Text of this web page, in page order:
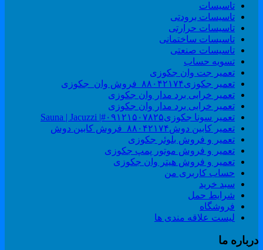
تاسیسات
تاسیسات برودتی
تاسیسات حرارتی
تاسیسات ساختمانی
تاسیسات صنعتی
تسویه حساب
تعمیر جت وان جکوزی
تعمیر جکوزی۸۸۰۴۲۱۷۴_فروش وان_جکوزی
تعمیر خرابی برد مدار وان جکوزی
تعمیر خرابی برد مدار وان جکوزی
تعمیر سونا جکوزی۰۹۱۲۱۵۰۷۸۲۵#| Sauna | Jacuzzi
تعمیر کابین دوش۸۸۰۴۲۱۷۴_فروش کابین دوش
تعمیر و فروش بلوئر جکوزی
تعمیر و فروش موتور پمپ جکوزی
تعمیر و فروش هیتر وان جکوزی
حساب کاربری من
سبد خرید
شرایط حمل
فروشگاه
لیست علاقه مندی ها
ما